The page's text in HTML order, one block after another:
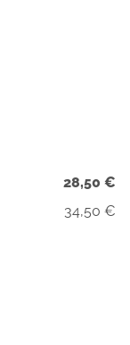
28,50 €
34,50 €